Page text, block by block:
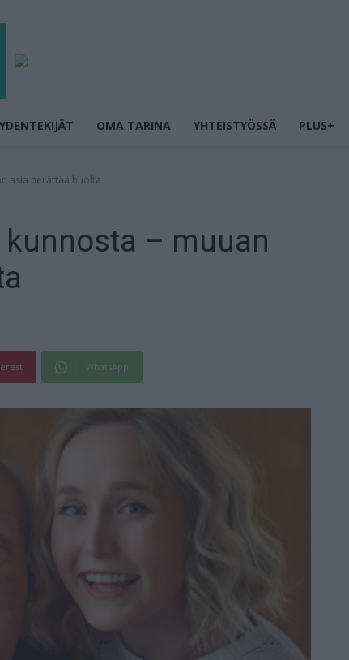
OMA TARINA YHTEISTYÖSSÄ PLUS+
asia herättää huolta
– muuan
WhatsApp